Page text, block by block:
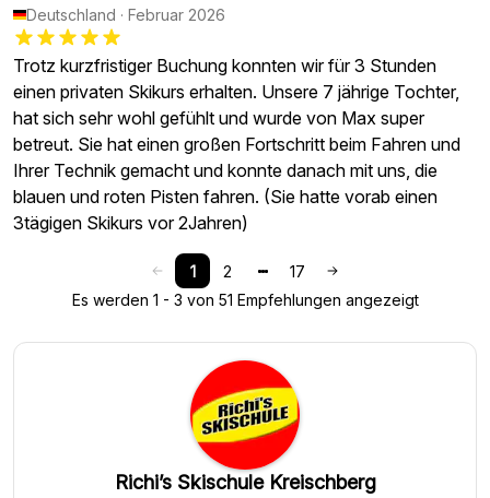
Deutschland · Februar 2026
Trotz kurzfristiger Buchung konnten wir für 3 Stunden
einen privaten Skikurs erhalten. Unsere 7 jährige Tochter,
hat sich sehr wohl gefühlt und wurde von Max super
betreut. Sie hat einen großen Fortschritt beim Fahren und
Ihrer Technik gemacht und konnte danach mit uns, die
blauen und roten Pisten fahren. (Sie hatte vorab einen
3tägigen Skikurs vor 2Jahren)
1 2
17
Es werden 1 - 3 von 51 Empfehlungen angezeigt
Richi’s Skischule Kreischberg